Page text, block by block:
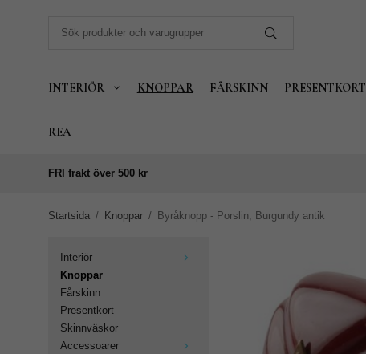
INTERIÖR KNOPPAR FÅRSKINN PRESENTKORT
REA
FRI frakt över 500 kr
Startsida / Knoppar / Byråknopp - Porslin, Burgundy antik
Interiör
Knoppar
Fårskinn
Presentkort
Skinnväskor
Accessoarer